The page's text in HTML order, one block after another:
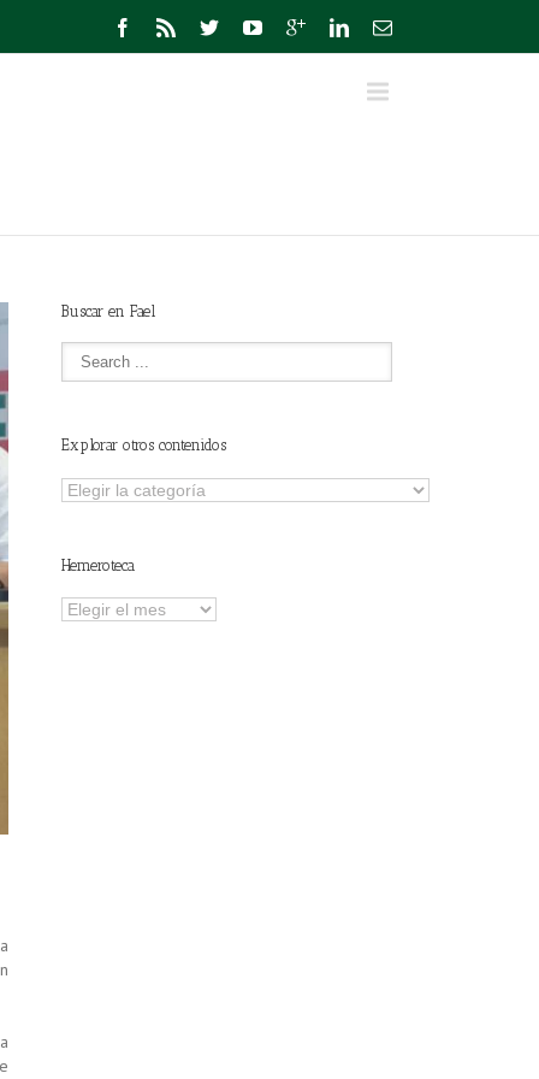
Buscar en Fael
Explorar otros contenidos
Explorar
Hemeroteca
Hemeroteca